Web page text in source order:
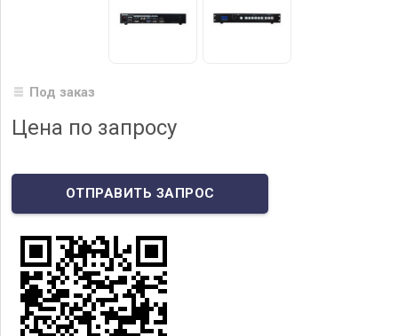
Под заказ
Цена по запросу